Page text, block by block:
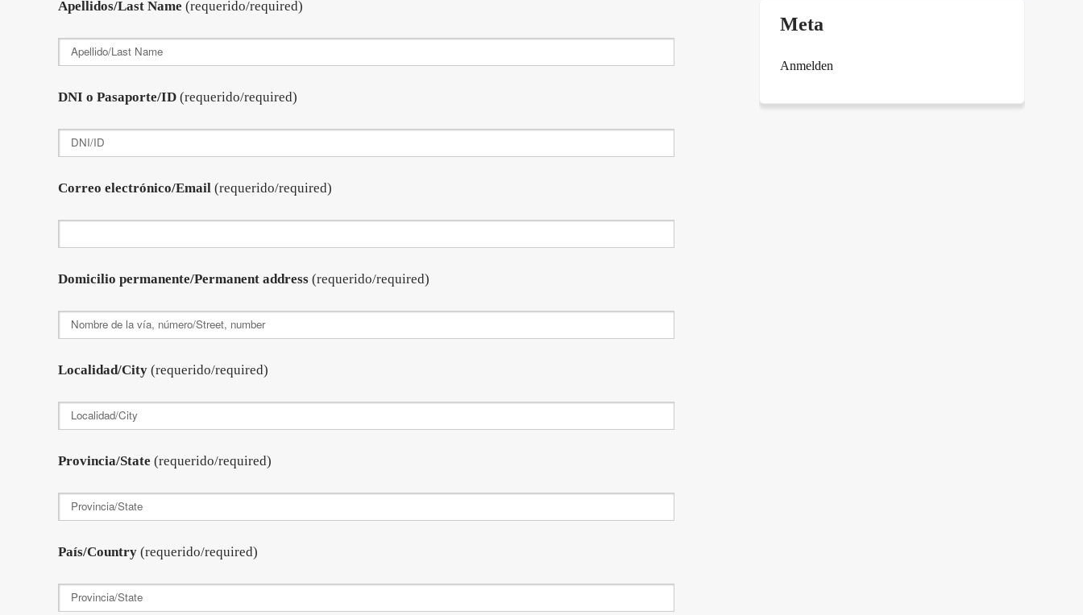
Apellidos/Last Name (requerido/required)
DNI o Pasaporte/ID (requerido/required)
Correo electrónico/Email (requerido/required)
Domicilio permanente/Permanent address (requerido/required)
Localidad/City (requerido/required)
Provincia/State (requerido/required)
País/Country (requerido/required)
Meta
Anmelden